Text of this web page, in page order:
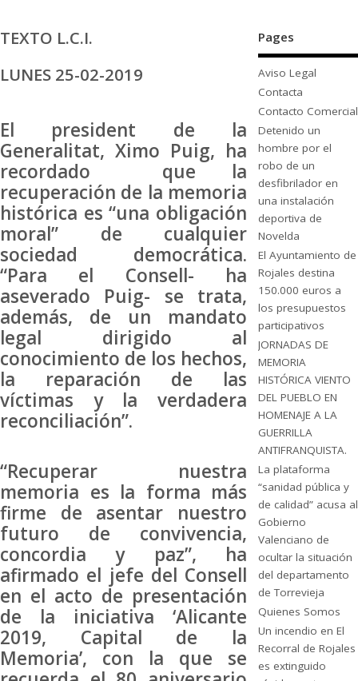
TEXTO L.C.I.
LUNES 25-02-2019
El president de la
Generalitat, Ximo Puig, ha
recordado que la
recuperación de la memoria
histórica es “una obligación
moral” de cualquier
sociedad democrática.
“Para el Consell- ha
aseverado Puig- se trata,
además, de un mandato
legal dirigido al
conocimiento de los hechos,
la reparación de las
víctimas y la verdadera
reconciliación”.
“Recuperar nuestra
memoria es la forma más
firme de asentar nuestro
futuro de convivencia,
concordia y paz”, ha
afirmado el jefe del Consell
en el acto de presentación
de la iniciativa ‘Alicante
2019, Capital de la
Memoria’, con la que se
Pages
Aviso Legal
Contacta
Contacto Comercial
Detenido un
hombre por el
robo de un
desfibrilador en
una instalación
deportiva de
Novelda
El Ayuntamiento de
Rojales destina
150.000 euros a
los presupuestos
participativos
JORNADAS DE
MEMORIA
HISTÓRICA VIENTO
DEL PUEBLO EN
HOMENAJE A LA
GUERRILLA
ANTIFRANQUISTA.
La plataforma
“sanidad pública y
de calidad” acusa al
Gobierno
Valenciano de
ocultar la situación
del departamento
de Torrevieja
Quienes Somos
Un incendio en El
Recorral de Rojales
es extinguido